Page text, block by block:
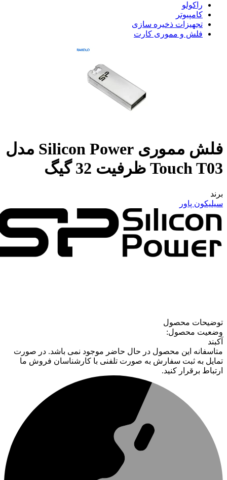
راکولو
کامپیوتر
تجهیزات ذخیره سازی
فلش و مموری کارت
فلش مموری Silicon Power مدل
Touch T03 ظرفیت 32 گیگ
برند
سیلیکون پاور
توضیحات محصول
وضعیت محصول:
آکبند
متاسفانه این محصول در حال حاضر موجود نمی باشد. در صورت
تمایل به ثبت سفارش به صورت تلفنی با کارشناسان فروش ما
ارتباط برقرار کنید.